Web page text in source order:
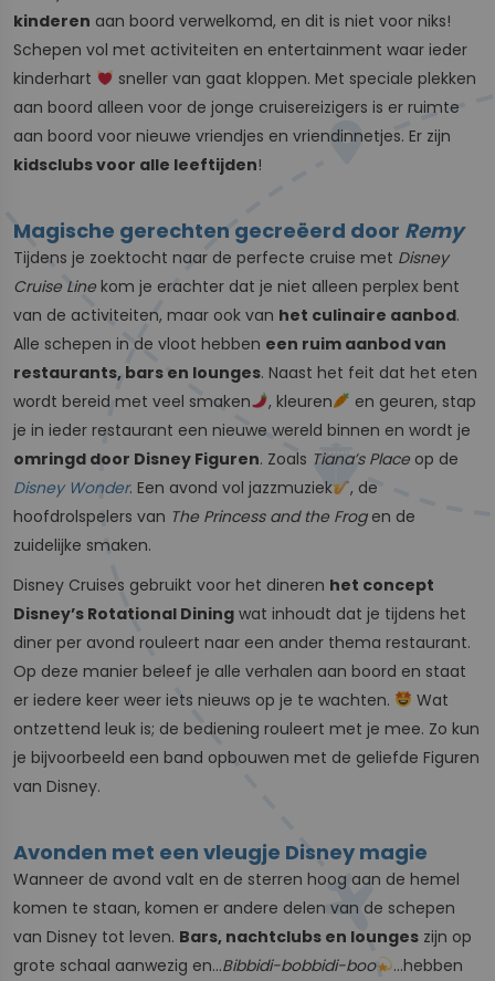
kinderen aan boord verwelkomd, en dit is niet voor niks!
Schepen vol met activiteiten en entertainment waar ieder
kinderhart
sneller van gaat kloppen. Met speciale plekken
aan boord alleen voor de jonge cruisereizigers is er ruimte
aan boord voor nieuwe vriendjes en vriendinnetjes. Er zijn
kidsclubs voor alle leeftijden!
Magische gerechten gecreëerd door Remy
Tijdens je zoektocht naar de perfecte cruise met Disney
Cruise Line kom je erachter dat je niet alleen perplex bent
van de activiteiten, maar ook van het culinaire aanbod.
Alle schepen in de vloot hebben een ruim aanbod van
restaurants, bars en lounges. Naast het feit dat het eten
wordt bereid met veel smaken
, kleuren
en geuren, stap
je in ieder restaurant een nieuwe wereld binnen en wordt je
omringd door Disney Figuren. Zoals Tiana’s Place op de
Disney Wonder. Een avond vol jazzmuziek
, de
hoofdrolspelers van The Princess and the Frogen de
zuidelijke smaken.
Disney Cruises gebruikt voor het dineren het concept
Disney’s Rotational Dining wat inhoudt dat je tijdens het
diner per avond rouleert naar een ander thema restaurant.
Op deze manier beleef je alle verhalen aan boord en staat
er iedere keer weer iets nieuws op je te wachten.
Wat
ontzettend leuk is; de bediening rouleert met je mee. Zo kun
je bijvoorbeeld een band opbouwen met de geliefde Figuren
van Disney.
Avonden met een vleugje Disney magie
Wanneer de avond valt en de sterren hoog aan de hemel
komen te staan, komen er andere delen van de schepen
van Disney tot leven. Bars, nachtclubs en lounges zijn op
grote schaal aanwezig en…Bibbidi-bobbidi-boo
…hebben